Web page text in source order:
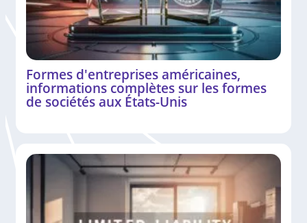
Formes d'entreprises américaines,
informations complètes sur les formes
de sociétés aux États-Unis